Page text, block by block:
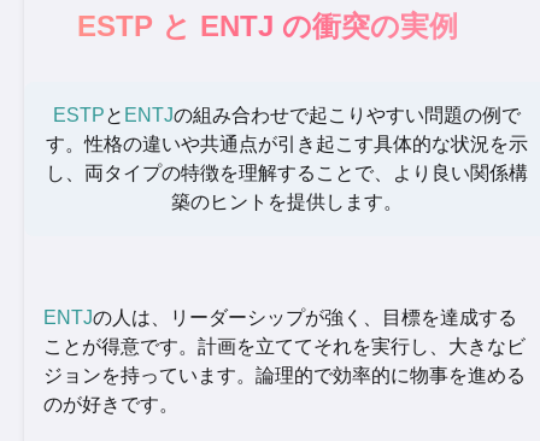
ESTP と ENTJ の衝突の実例
ESTPと ENTJの組み合わせで起こりやすい問題の例で
す。性格の違いや共通点が引き起こす具体的な状況を示
し、両タイプの特徴を理解することで、より良い関係構
築のヒントを提供します。
ENTJの人は、リーダーシップが強く、目標を達成する
ことが得意です。計画を立ててそれを実行し、大きなビ
ジョンを持っています。論理的で効率的に物事を進める
のが好きです。